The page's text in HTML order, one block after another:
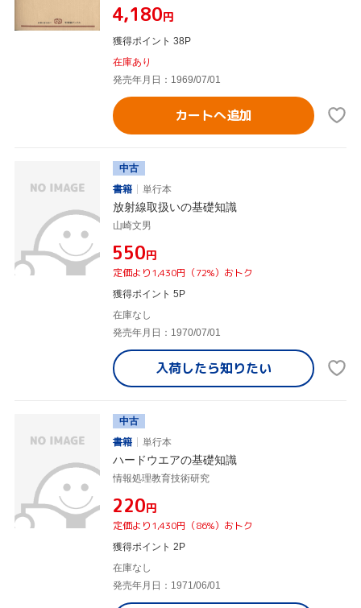
¥4,180円
獲得ポイント 38P
在庫あり
発売年月日：1969/07/01
カートへ追加
中古
書籍
単行本
放射線取扱いの基礎知識
山崎文男
¥550円
定価より1,430円（72%）おトク
獲得ポイント 5P
在庫なし
発売年月日：1970/07/01
入荷したら知りたい
中古
書籍
単行本
ハードウエアの基礎知識
情報処理教育技術研究
¥220円
定価より1,430円（86%）おトク
獲得ポイント 2P
在庫なし
発売年月日：1971/06/01